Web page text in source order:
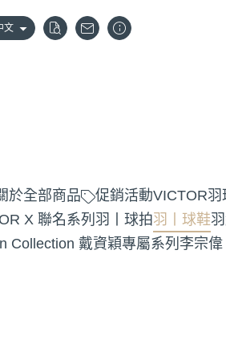
文
於全部商品 促銷活動VICTOR羽
X 聯名系列 羽丨球拍羽丨球鞋
Collection 戴資穎專屬系列 李宗偉